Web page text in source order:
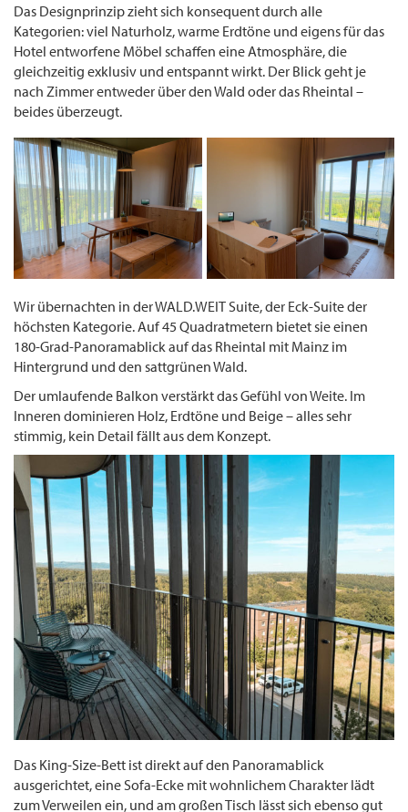
Das Designprinzip zieht sich konsequent durch alle
Kategorien: viel Naturholz, warme Erdtöne und eigens für das
Hotel entworfene Möbel schaffen eine Atmosphäre, die
gleichzeitig exklusiv und entspannt wirkt. Der Blick geht je
nach Zimmer entweder über den Wald oder das Rheintal –
beides überzeugt.
Wir übernachten in der WALD.WEIT Suite, der Eck-Suite der
höchsten Kategorie. Auf 45 Quadratmetern bietet sie einen
180-Grad-Panoramablick auf das Rheintal mit Mainz im
Hintergrund und den sattgrünen Wald.
Der umlaufende Balkon verstärkt das Gefühl von Weite. Im
Inneren dominieren Holz, Erdtöne und Beige – alles sehr
stimmig, kein Detail fällt aus dem Konzept.
Das King-Size-Bett ist direkt auf den Panoramablick
ausgerichtet, eine Sofa-Ecke mit wohnlichem Charakter lädt
zum Verweilen ein, und am großen Tisch lässt sich ebenso gut